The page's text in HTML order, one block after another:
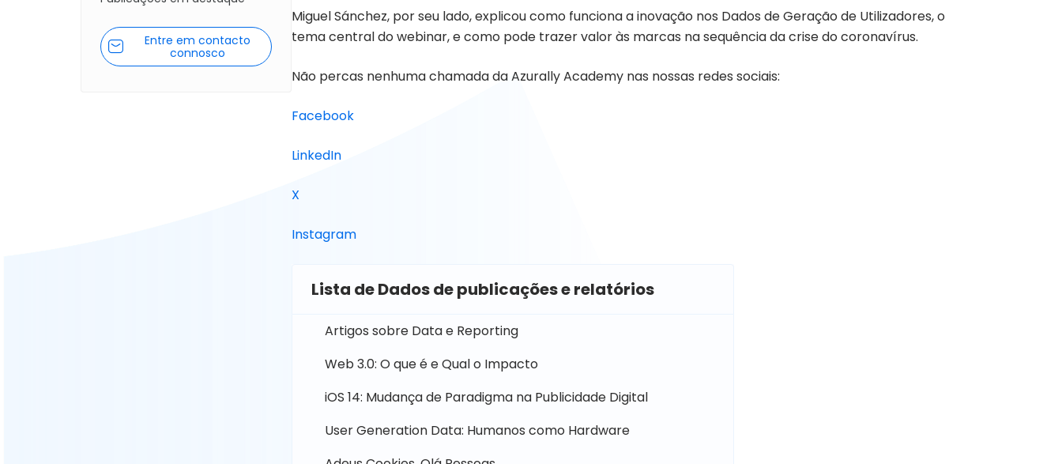
Entre em contacto
connosco
Miguel Sánchez, por seu lado, explicou como funciona a inovação nos Dados de Geração de Utilizadores, o
tema central do webinar, e como pode trazer valor às marcas na sequência da crise do coronavírus.
Não percas nenhuma chamada da Azurally Academy nas nossas redes sociais:
Facebook
LinkedIn
X
Instagram
Lista de Dados de publicações e relatórios
Artigos sobre Data e Reporting
Web 3.0: O que é e Qual o Impacto
iOS 14: Mudança de Paradigma na Publicidade Digital
User Generation Data: Humanos como Hardware